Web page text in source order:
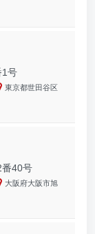
1号
東京都世田谷区
番40号
大阪府大阪市旭